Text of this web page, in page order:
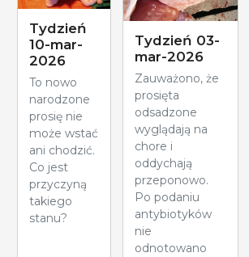
Tydzień
10-mar-
2026
To nowo
narodzone
prosię nie
może wstać
ani chodzić.
Co jest
przyczyną
takiego
stanu?
Tydzień 03-
mar-2026
Zauważono, że
prosięta
odsadzone
wyglądają na
chore i
oddychają
przeponowo.
Po podaniu
antybiotyków
nie
odnotowano